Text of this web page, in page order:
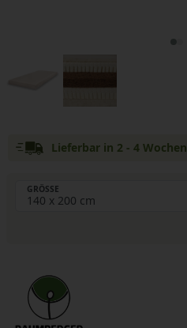
Lieferbar in 2 - 4 Wochen
GRÖSSE